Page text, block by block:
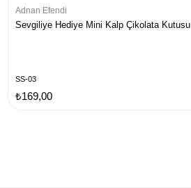
Adnan Efendi
Sevgiliye Hediye Mini Kalp Çikolata Kutusu
SS-03
₺169,00